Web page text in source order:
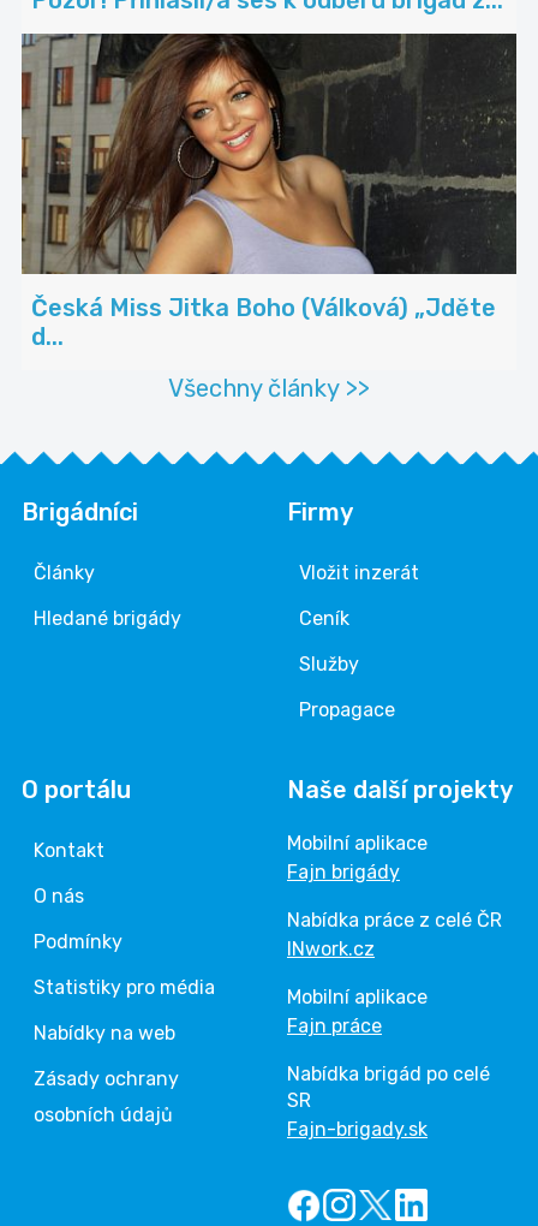
Česká Miss Jitka Boho (Válková) „Jděte
d...
Všechny články >>
Brigádníci
Články
Hledané brigády
Firmy
Vložit inzerát
Ceník
Služby
Propagace
O portálu
Kontakt
O nás
Podmínky
Statistiky pro média
Nabídky na web
Zásady ochrany
osobních údajů
Naše další projekty
Mobilní aplikace
Fajn brigády
Nabídka práce z celé ČR
INwork.cz
Mobilní aplikace
Fajn práce
Nabídka brigád po celé
SR
Fajn-brigady.sk